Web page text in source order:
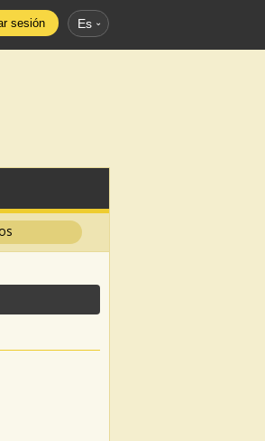
sesión Es